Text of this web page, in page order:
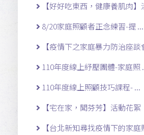
【好好吃東西，健康養肌肉】
8/20家庭照顧者正念練習-提 ...
【疫情下之家庭暴力防治座談
110年度線上紓壓團體-家庭照
110年度線上照顧技巧課程- ...
【宅在家，聞芬芳】活動花絮
【台北新知尋找疫情下的家庭